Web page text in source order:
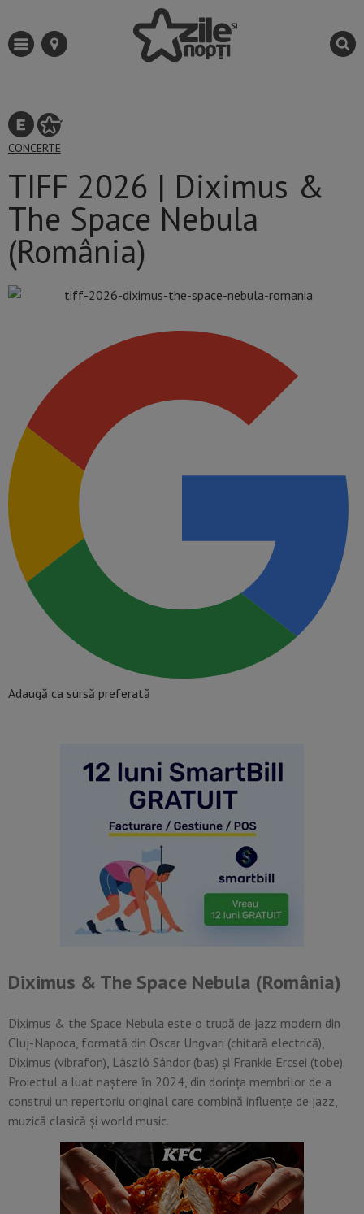
CONCERTE
TIFF 2026 | Diximus &
The Space Nebula
(România)
Adaugă ca sursă preferată
Diximus & The Space Nebula (România)
Diximus & the Space Nebula este o trupă de jazz modern din
Cluj-Napoca, formată din Oscar Ungvari (chitară electrică),
Diximus (vibrafon), László Sándor (bas) și Frankie Ercsei (tobe).
Proiectul a luat naștere în 2024, din dorința membrilor de a
construi un repertoriu original care combină influențe de jazz,
muzică clasică și world music.